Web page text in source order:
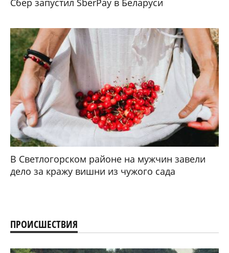
Сбер запустил SberPay в Беларуси
В Светлогорском районе на мужчин завели
дело за кражу вишни из чужого сада
ПРОИСШЕСТВИЯ